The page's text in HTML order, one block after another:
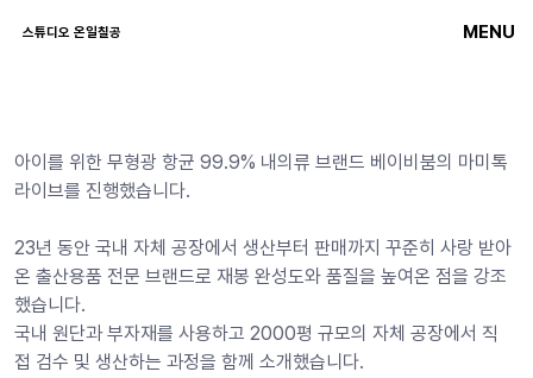
스튜디오 온일칠공 MENU
아이를 위한 무형광 항균 99.9% 내의류 브랜드 베이비붐의 마미톡
라이브를 진행했습니다.
23년 동안 국내 자체 공장에서 생산부터 판매까지 꾸준히 사랑 받아
온 출산용품 전문 브랜드로 재봉 완성도와 품질을 높여온 점을 강조
했습니다.
국내 원단과 부자재를 사용하고 2000평 규모의 자체 공장에서 직
접 검수 및 생산하는 과정을 함께 소개했습니다.